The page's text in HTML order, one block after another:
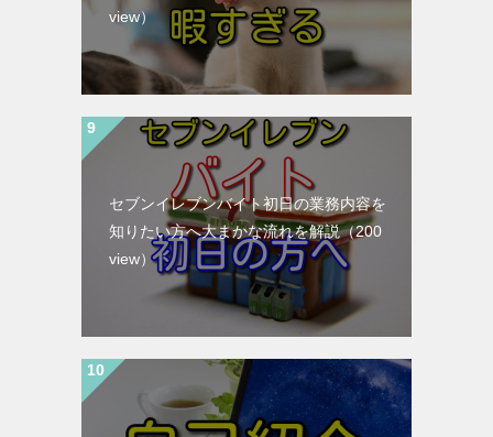
view）
セブンイレブンバイト初日の業務内容を
知りたい方へ大まかな流れを解説（200
view）